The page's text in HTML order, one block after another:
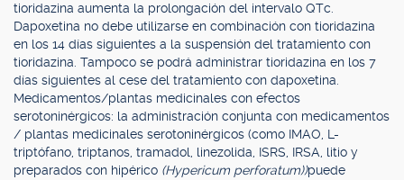
tioridazina aumenta la prolongación del intervalo QTc.
Dapoxetina no debe utilizarse en combinación con tioridazina
en los 14 días siguientes a la suspensión del tratamiento con
tioridazina. Tampoco se podrá administrar tioridazina en los 7
días siguientes al cese del tratamiento con dapoxetina.
Medicamentos/plantas medicinales con efectos
serotoninérgicos: la administración conjunta con medicamentos
/ plantas medicinales serotoninérgicos (como IMAO, L-
triptófano, triptanos, tramadol, linezolida, ISRS, IRSA, litio y
preparados con hipérico (Hypericum perforatum))puede